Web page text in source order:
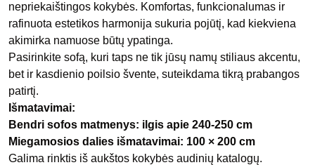
nepriekaištingos kokybės. Komfortas, funkcionalumas ir
rafinuota estetikos harmonija sukuria pojūtį, kad kiekviena
akimirka namuose būtų ypatinga.
Pasirinkite sofą, kuri taps ne tik jūsų namų stiliaus akcentu,
bet ir kasdienio poilsio švente, suteikdama tikrą prabangos
patirtį.
Išmatavimai:
Bendri sofos matmenys: ilgis apie 240-250 cm
Miegamosios dalies išmatavimai: 100 × 200 cm
Galima rinktis iš aukštos kokybės audinių katalogų.